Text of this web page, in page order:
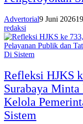
Advertorial9 Juni 2026
redaksi
Refleksi HJKS
Surabaya Minta
Kelola
Sistem